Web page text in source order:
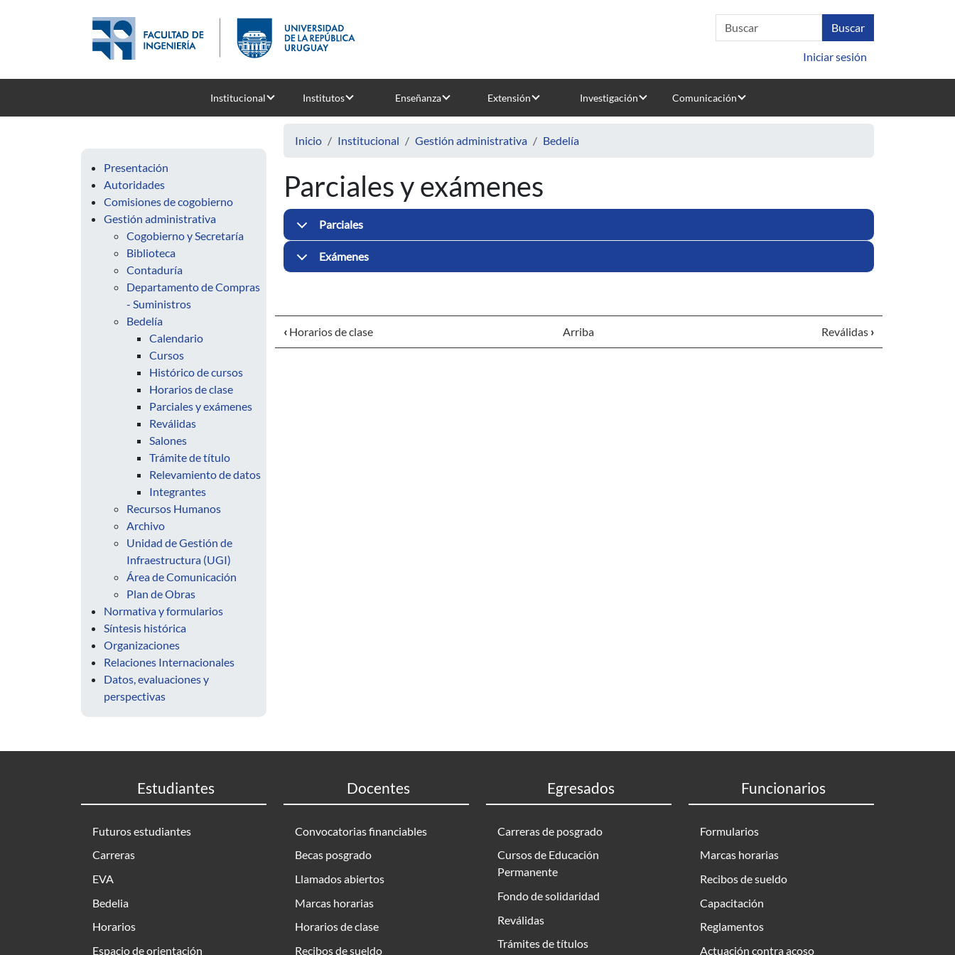
Iniciar sesión
Institucional Institutos Enseñanza Extensión Investigación Comunicación
Presentación
Autoridades
Comisiones de cogobierno
Gestión administrativa
Cogobierno y Secretaría
Biblioteca
Contaduría
Departamento de Compras
- Suministros
Bedelía
Calendario
Cursos
Histórico de cursos
Horarios de clase
Parciales y exámenes
Reválidas
Salones
Trámite de título
Relevamiento de datos
Integrantes
Recursos Humanos
Archivo
Unidad de Gestión de
Infraestructura (UGI)
Área de Comunicación
Plan de Obras
Normativa y formularios
Síntesis histórica
Organizaciones
Relaciones Internacionales
Datos, evaluaciones y
perspectivas
Inicio Institucional Gestión administrativa Bedelía
Parciales y exámenes
Parciales
Exámenes
‹ Horarios de clase Arriba Reválidas ›
Estudiantes
Futuros estudiantes
Carreras
EVA
Bedelia
Horarios
Espacio de orientación
Docentes
Convocatorias financiables
Becas posgrado
Llamados abiertos
Marcas horarias
Horarios de clase
Recibos de sueldo
Egresados
Carreras de posgrado
Cursos de Educación
Permanente
Fondo de solidaridad
Reválidas
Trámites de títulos
Funcionarios
Formularios
Marcas horarias
Recibos de sueldo
Capacitación
Reglamentos
Actuación contra acoso